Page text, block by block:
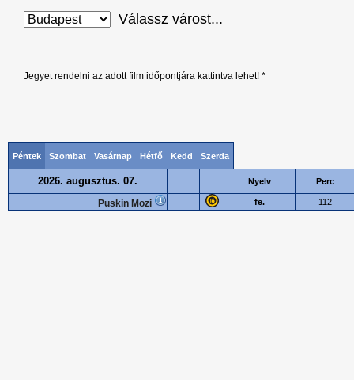
- Válassz várost...
Jegyet rendelni az adott film időpontjára kattintva lehet! *
Péntek Szombat Vasárnap Hétfő Kedd Szerda
2026. augusztus. 07. Nyelv Perc
Puskin Mozi fe. 112